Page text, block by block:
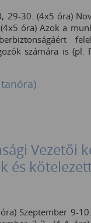
29-30. (4x5 óra)
óra) Azok a
számára is (pl.
és
órás éves
elvárt (pl.
ismerete előny:
tv.) és a
a biztonsági
(MK Rendelet)
Vezetői
és
Szeptember 9-